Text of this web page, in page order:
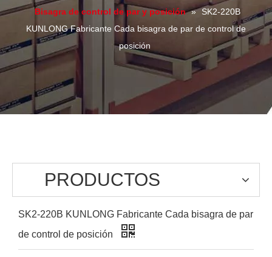
Bisagra de control de par y posición » SK2-220B
KUNLONG Fabricante Cada bisagra de par de control de
posición
PRODUCTOS
SK2-220B KUNLONG Fabricante Cada bisagra de par
de control de posición